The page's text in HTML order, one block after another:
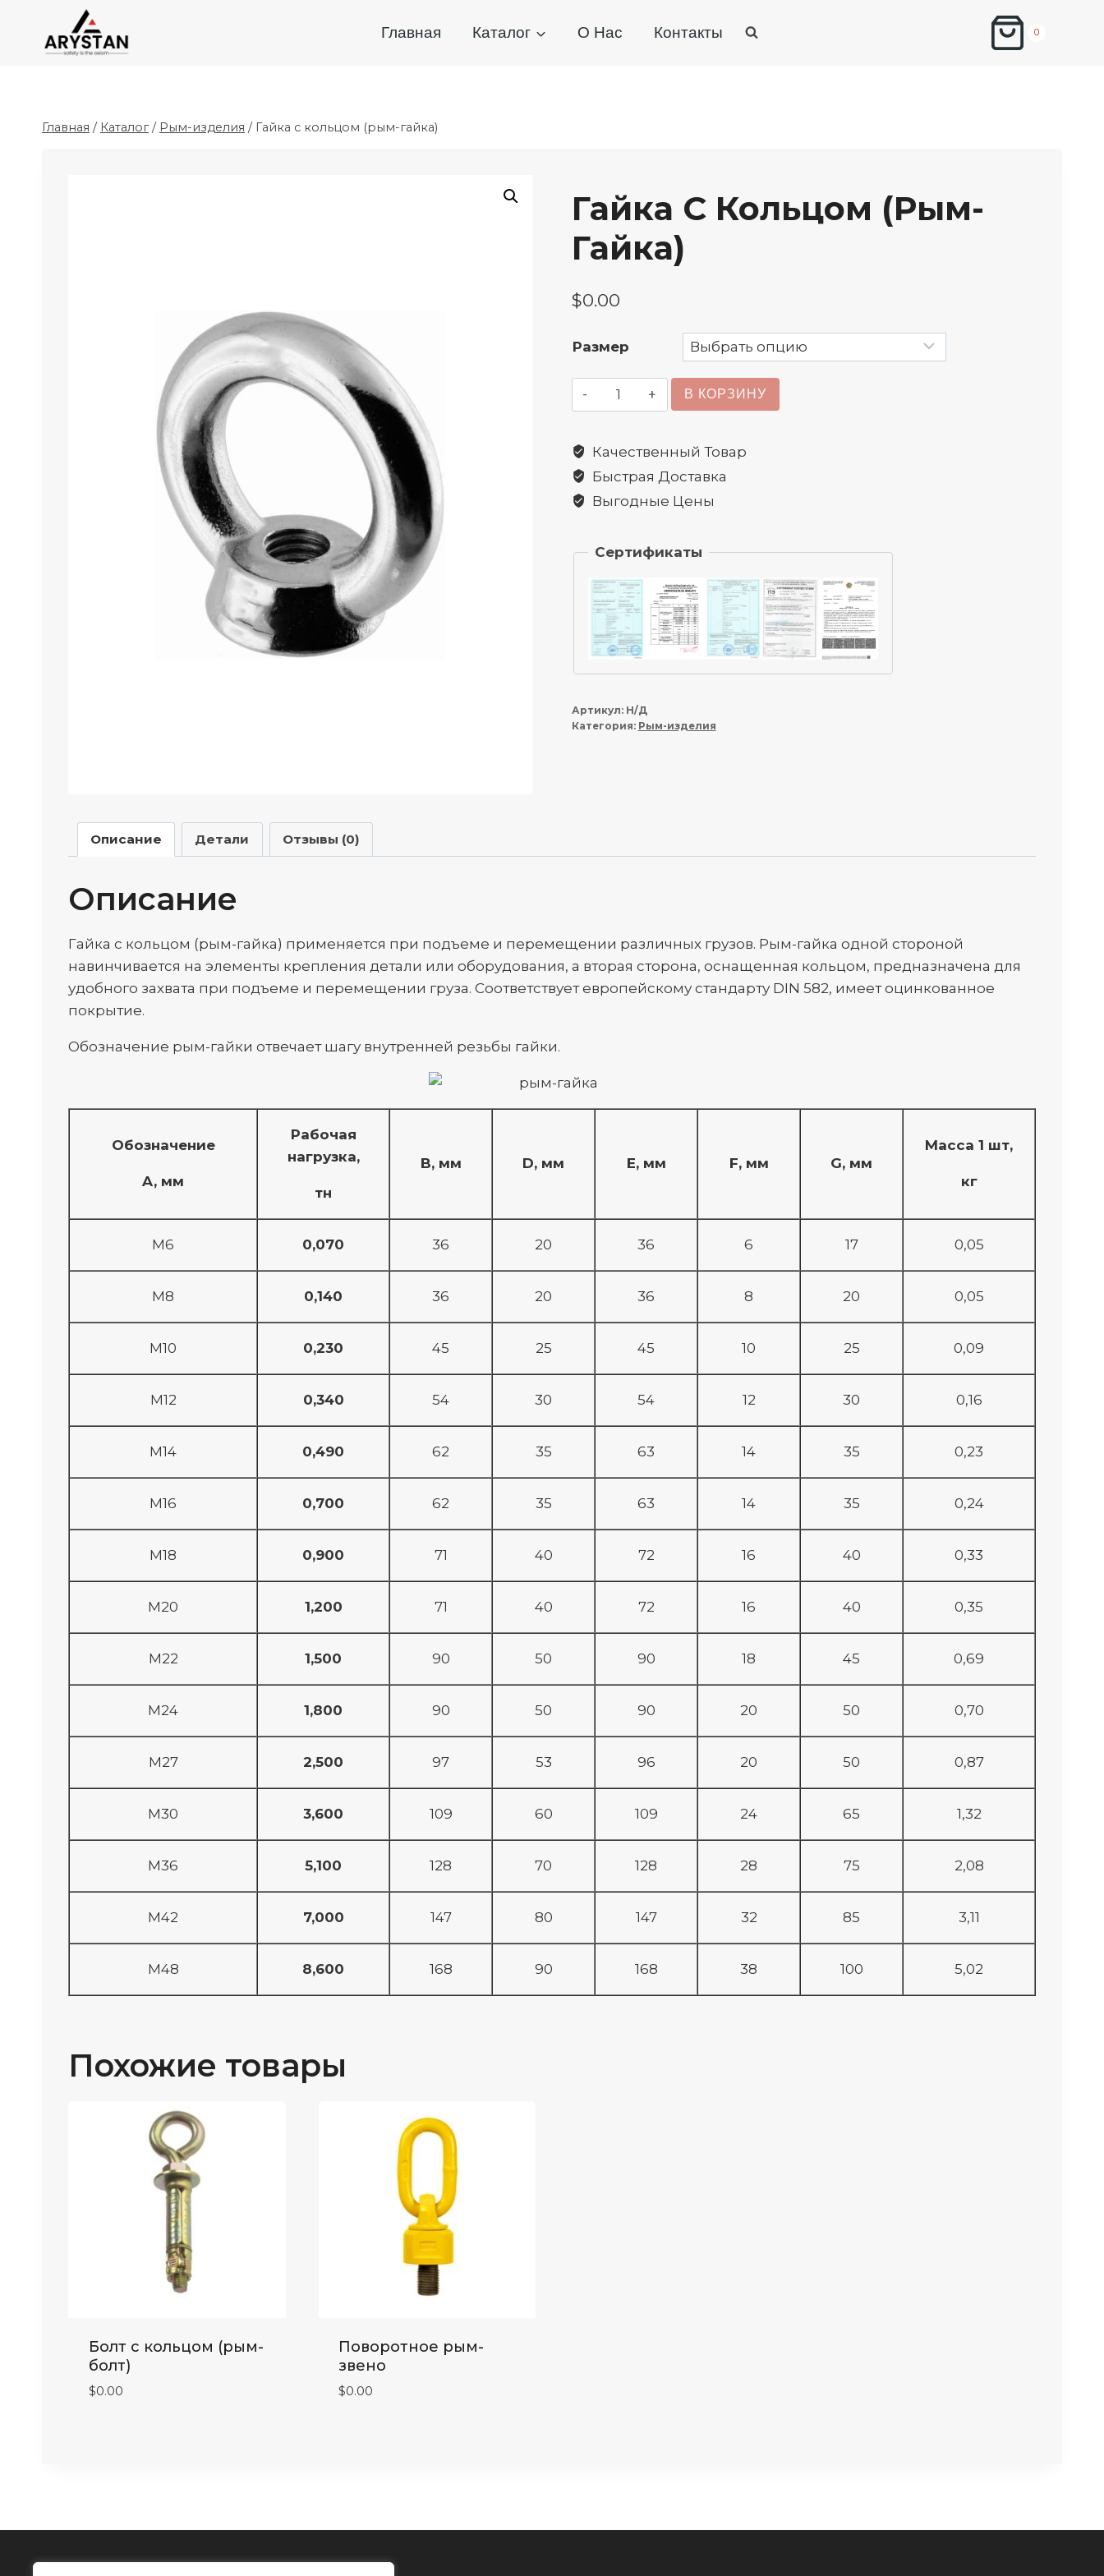
содержимому
Главная Каталог О Нас Контакты 0
Главная / Каталог / Рым-изделия / Гайка с кольцом (рым-гайка)
Гайка С Кольцом (рым-
Гайка)
$0.00
Размер
Количество
товара
с
кольцом
(рым-
В КОРЗИНУ
Качественный Товар
Быстрая Доставка
Выгодные Цены
Сертификаты
Артикул: Н/Д
Категория: Рым-изделия
Описание Детали Отзывы (0)
Описание
Гайка с кольцом (рым-гайка) применяется при подъеме и перемещении различных грузов. Рым-гайка одной стороной
навинчивается на элементы крепления детали или оборудования, а вторая сторона, оснащенная кольцом, предназначена для
удобного захвата при подъеме и перемещении груза. Соответствует европейскому стандарту DIN 582, имеет оцинкованное
покрытие.
Обозначение рым-гайки отвечает шагу внутренней резьбы гайки.
Обозначение
A, мм
Рабочая
нагрузка,
тн
B, мм D, мм E, мм F, мм G, мм
Масса 1 шт,
кг
M6 0,070 36 20 36 6 17 0,05
M8 0,140 36 20 36 8 20 0,05
M10 0,230 45 25 45 10 25 0,09
M12 0,340 54 30 54 12 30 0,16
М14 0,490 62 35 63 14 35 0,23
M16 0,700 62 35 63 14 35 0,24
М18 0,900 71 40 72 16 40 0,33
M20 1,200 71 40 72 16 40 0,35
М22 1,500 90 50 90 18 45 0,69
M24 1,800 90 50 90 20 50 0,70
М27 2,500 97 53 96 20 50 0,87
M30 3,600 109 60 109 24 65 1,32
M36 5,100 128 70 128 28 75 2,08
M42 7,000 147 80 147 32 85 3,11
M48 8,600 168 90 168 38 100 5,02
Похожие товары
Болт с кольцом (рым-
болт)
$0.00
Поворотное рым-
звено
$0.00